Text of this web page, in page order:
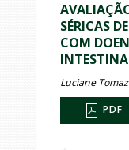
SÉRICAS
COM
Luciane
PDF